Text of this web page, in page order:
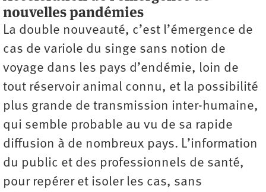
nouvelles pandémies
La double nouveauté, c’est l’émergence de
cas de variole du singe sans notion de
voyage dans les pays d’endémie, loin de
tout réservoir animal connu, et la possibilité
plus grande de transmission inter-humaine,
qui semble probable au vu de sa rapide
diffusion à de nombreux pays. L’information
du public et des professionnels de santé,
pour repérer et isoler les cas, sans